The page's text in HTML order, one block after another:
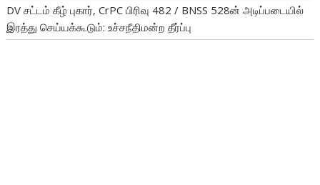
DV சட்டம் கீழ் புகார், CrPC பிரிவு 482 / BNSS 528ன் அடிப்படையில்
இரத்து செய்யக்கூடும்: உச்சநீதிமன்ற தீர்ப்பு